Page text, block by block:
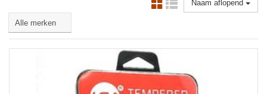
Naam aflopend